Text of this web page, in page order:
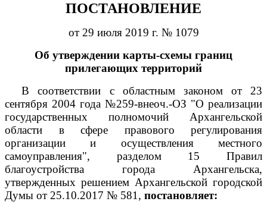
ПОСТАНОВЛЕНИЕ
от 29 июля 2019 г. № 1079
Об утверждении карты-схемы границ
прилегающих территорий
В соответствии с областным законом от 23
сентября 2004 года №259-внеоч.-ОЗ "О реализации
государственных полномочий Архангельской
области в сфере правового регулирования
организации и осуществления местного
самоуправления", разделом 15 Правил
благоустройства города Архангельска,
утвержденных решением Архангельской городской
Думы от 25.10.2017 № 581, постановляет: